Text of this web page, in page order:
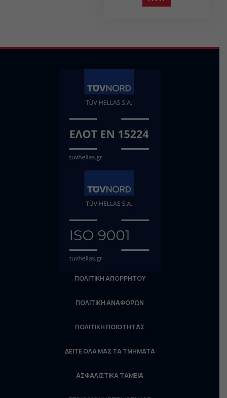
ΔΕΙΤΕ ΟΛΑ ΜΑΣ ΤΑ ΤΜΗΜΑΤΑ
ΑΣΦΑΛΙΣΤΙΚΑ ΤΑΜΕΙΑ
ΠΟΛΙΤΙΚΗ ΑΠΟΡΡΗΤΟΥ
ΠΟΛΙΤΙΚΗ ΑΝΑΦΟΡΩΝ
ΠΟΛΙΤΙΚΗ ΠΟΙΟΤΗΤΑΣ